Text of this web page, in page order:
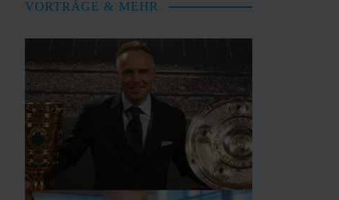
VORTRÄGE & MEHR